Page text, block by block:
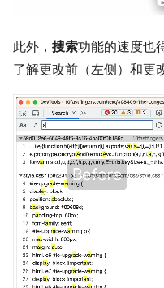
此外， 搜索功能的速度也
了解更改前（左侧）和更